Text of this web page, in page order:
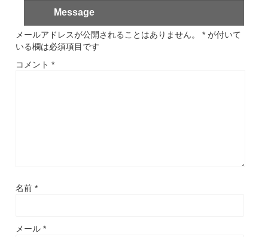
Message
メールアドレスが公開されることはありません。 * が付いて
いる欄は必須項目です
コメント *
名前 *
メール *